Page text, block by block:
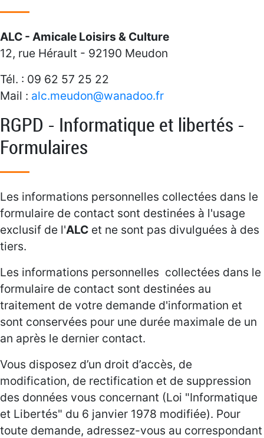
ALC - Amicale Loisirs & Culture
12, rue Hérault - 92190 Meudon
Tél. : 09 62 57 25 22
Mail : alc.meudon@wanadoo.fr
RGPD - Informatique et libertés -
Formulaires
Les informations personnelles collectées dans le
formulaire de contact sont destinées à l'usage
exclusif de l'ALC et ne sont pas divulguées à des
tiers.
Les informations personnelles collectées dans le
formulaire de contact sont destinées au
traitement de votre demande d'information et
sont conservées pour une durée maximale de un
an après le dernier contact.
Vous disposez d’un droit d’accès, de
modification, de rectification et de suppression
des données vous concernant (Loi "Informatique
et Libertés" du 6 janvier 1978 modifiée). Pour
toute demande, adressez-vous au correspondant